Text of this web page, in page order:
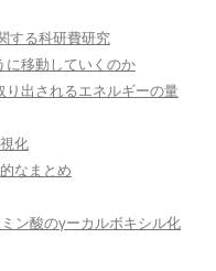
する科研費研究
に移動していくのか
出されるエネルギーの量
化
なまとめ
ン酸のγーカルボキシル化